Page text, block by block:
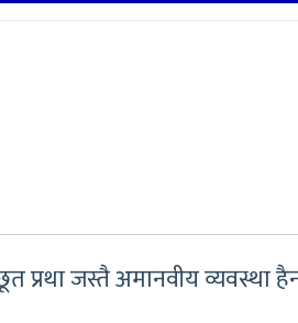
प्रथा जस्तै अमानवीय व्यवस्था